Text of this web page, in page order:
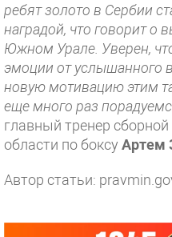
ребят золото в Сербии
наградой, что говорит о
Южном Урале. Уверен,
эмоции от услышанного
новую мотивацию этим
еще много раз
главный тренер
области по боксу Артем
Автор статьи: